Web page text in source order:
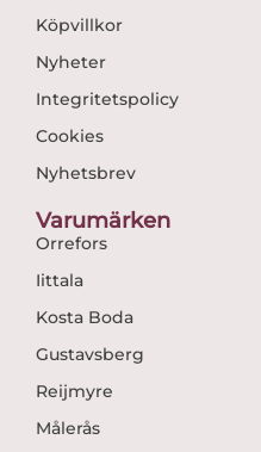
Köpvillkor
Nyheter
Integritetspolicy
Cookies
Nyhetsbrev
Varumärken
Orrefors
Iittala
Kosta Boda
Gustavsberg
Reijmyre
Målerås